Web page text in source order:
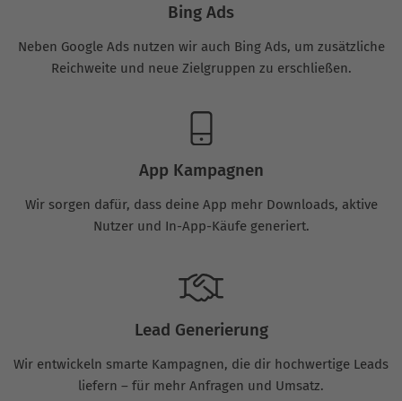
Bing Ads
Neben Google Ads nutzen wir auch Bing Ads, um zusätzliche
Reichweite und neue Zielgruppen zu erschließen.
App Kampagnen
Wir sorgen dafür, dass deine App mehr Downloads, aktive
Nutzer und In-App-Käufe generiert.
Lead Generierung
Wir entwickeln smarte Kampagnen, die dir hochwertige Leads
liefern – für mehr Anfragen und Umsatz.